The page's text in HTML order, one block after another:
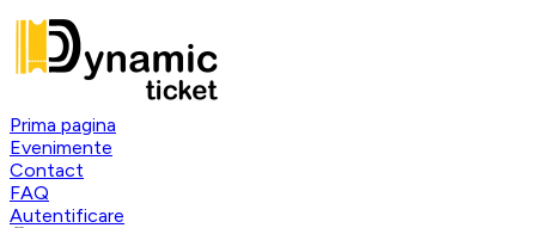
Prima pagina
Evenimente
Contact
FAQ
Autentificare